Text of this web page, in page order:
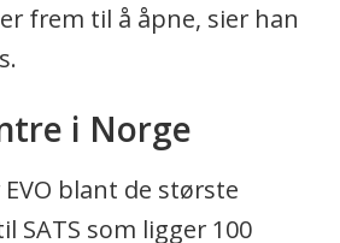
frem til å åpne, sier han
i Norge
blant de største
SATS som ligger 100